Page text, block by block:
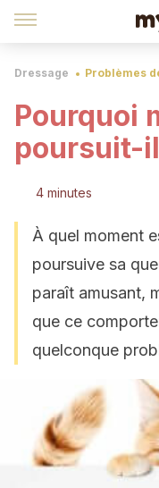
Dressage Problèmes
Pourquoi
poursuit-
4 minutes
À quel moment
poursuive sa
paraît amusant,
que ce
quelconque